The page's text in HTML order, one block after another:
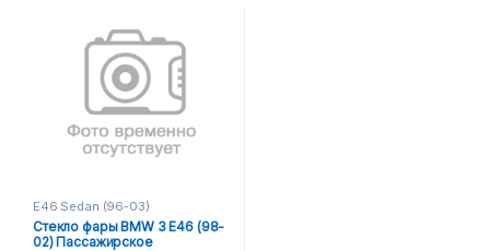
E46 Sedan (96-03)
Стекло фары BMW 3 E46 (98-
02) Пассажирское